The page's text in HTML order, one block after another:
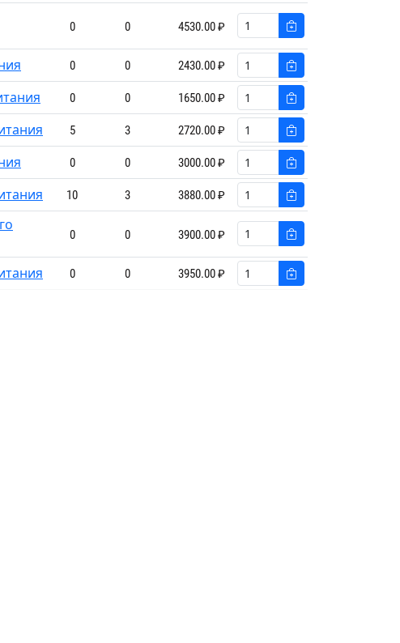
0 0 4530.00 ₽
0 0 2430.00 ₽
0 0 1650.00 ₽
5 3 2720.00 ₽
0 0 3000.00 ₽
10 3 3880.00 ₽
0 0 3900.00 ₽
0 0 3950.00 ₽